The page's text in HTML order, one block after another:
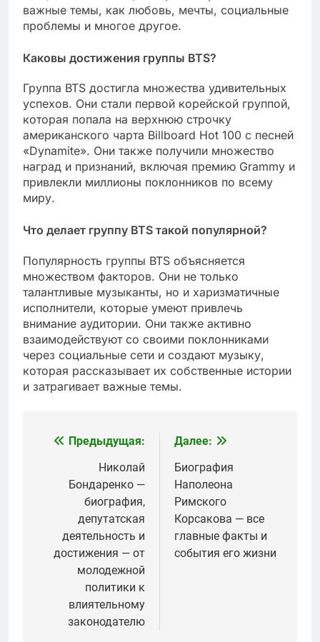
важные темы, как любовь, мечты, социальные
проблемы и многое другое.
Каковы достижения группы BTS?
Группа BTS достигла множества удивительных
успехов. Они стали первой корейской группой,
которая попала на верхнюю строчку
американского чарта Billboard Hot 100 с песней
«Dynamite». Они также получили множество
наград и признаний, включая премию Grammy и
привлекли миллионы поклонников по всему
миру.
Что делает группу BTS такой популярной?
Популярность группы BTS объясняется
множеством факторов. Они не только
талантливые музыканты, но и харизматичные
исполнители, которые умеют привлечь
внимание аудитории. Они также активно
взаимодействуют со своими поклонниками
через социальные сети и создают музыку,
которая рассказывает их собственные истории
и затрагивает важные темы.
Навигация
записям
Предыдущая:
Николай
Бондаренко —
биография,
депутатская
деятельность и
достижения — от
молодежной
политики к
влиятельному
законодателю
Далее:
Биография
Наполеона
Римского
Корсакова — все
главные факты и
события его жизни